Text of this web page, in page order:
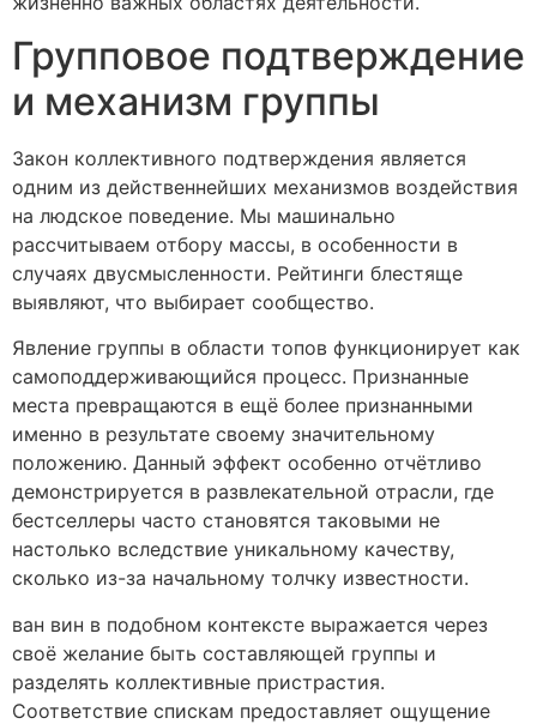
Групповое подтверждение
и механизм группы
Закон коллективного подтверждения является
одним из действеннейших механизмов воздействия
на людское поведение. Мы машинально
рассчитываем отбору массы, в особенности в
случаях двусмысленности. Рейтинги блестяще
выявляют, что выбирает сообщество.
Явление группы в области топов функционирует как
самоподдерживающийся процесс. Признанные
места превращаются в ещё более признанными
именно в результате своему значительному
положению. Данный эффект особенно отчётливо
демонстрируется в развлекательной отрасли, где
бестселлеры часто становятся таковыми не
настолько вследствие уникальному качеству,
сколько из-за начальному толчку известности.
ван вин в подобном контексте выражается через
своё желание быть составляющей группы и
разделять коллективные пристрастия.
Соответствие спискам предоставляет ощущение